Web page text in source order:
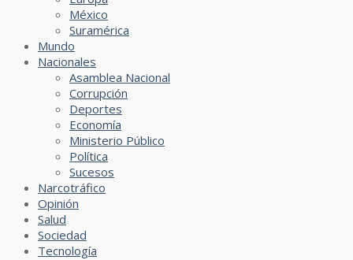
México
Suramérica
Mundo
Nacionales
Asamblea Nacional
Corrupción
Deportes
Economía
Ministerio Público
Política
Sucesos
Narcotráfico
Opinión
Salud
Sociedad
Tecnología